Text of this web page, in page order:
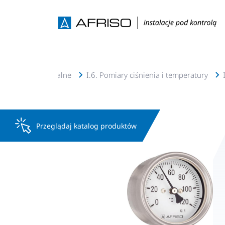
geotermalne I.6. Pomiary ciśnienia i temperatury
Przeglądaj katalog produktów